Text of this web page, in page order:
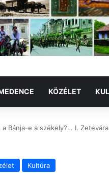
KÖZÉLET
Bánja-e a székely?… I.
Kultúra